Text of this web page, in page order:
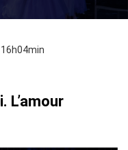
L’amour